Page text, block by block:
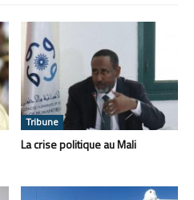
Tribune
La crise politique au Mali